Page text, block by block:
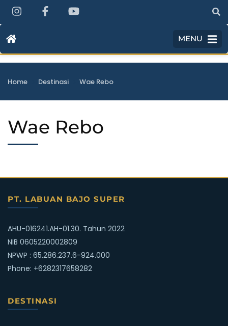
MENU
Home Destinasi Wae Rebo
Wae Rebo
PT. LABUAN BAJO SUPER
AHU-016241.AH-01.30. Tahun 2022
NIB 0605220002809
NPWP : 65.286.237.6-924.000
Phone: +6282317658282
DESTINASI